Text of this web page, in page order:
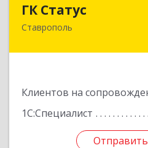
ГК Статус
Ставрополь
Клиентов на
1С:Специалист
Отправить
355002,
Отправить